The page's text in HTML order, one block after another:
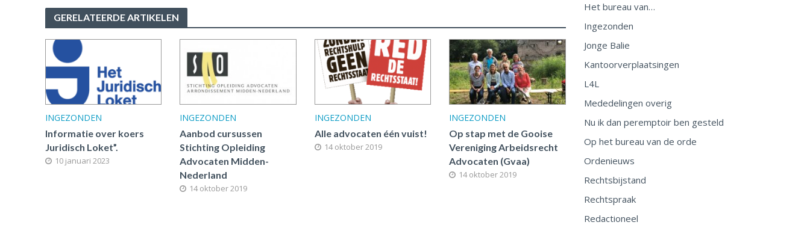
GERELATEERDE ARTIKELEN
INGEZONDEN
Informatie over koers
Juridisch Loket”.
10 januari 2023
INGEZONDEN
Aanbod cursussen
Stichting Opleiding
Advocaten Midden-
Nederland
14 oktober 2019
INGEZONDEN
Alle advocaten één vuist!
14 oktober 2019
INGEZONDEN
Op stap met de Gooise
Vereniging Arbeidsrecht
Advocaten (Gvaa)
14 oktober 2019
Het bureau van…
Ingezonden
Jonge Balie
Kantoorverplaatsingen
L4L
Mededelingen overig
Nu ik dan peremptoir ben gesteld
Op het bureau van de orde
Ordenieuws
Rechtsbijstand
Rechtspraak
Redactioneel